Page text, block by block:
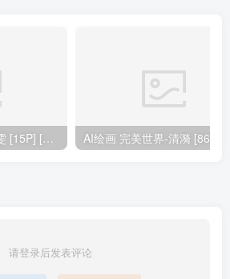
AI绘画 三角洲-麦晓雯 [15P] [57M]
请登录后发表评论